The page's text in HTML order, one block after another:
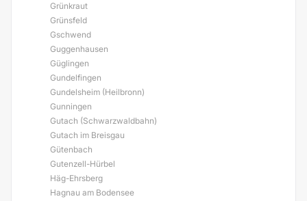
Grünkraut
Grünsfeld
Gschwend
Guggenhausen
Güglingen
Gundelfingen
Gundelsheim (Heilbronn)
Gunningen
Gutach (Schwarzwaldbahn)
Gutach im Breisgau
Gütenbach
Gutenzell-Hürbel
Häg-Ehrsberg
Hagnau am Bodensee